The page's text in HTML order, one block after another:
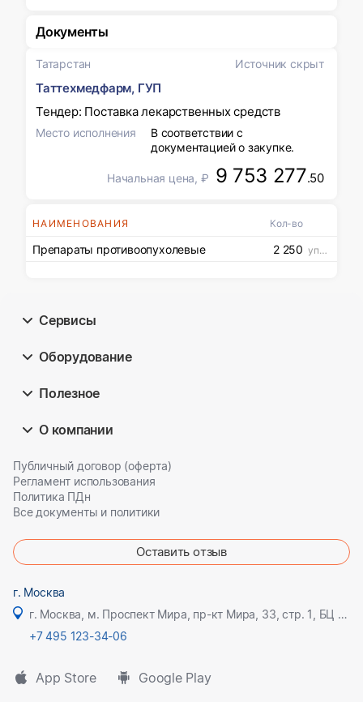
Татарстан Источник скрыт
Таттехмедфарм, ГУП
Тендер: Поставка лекарственных средств
Место исполнения
В соответствии с
документацией о закупке.
Начальная цена, ₽ 9 753 277.50
НАИМЕНОВАНИЯ Кол-во
Препараты противоопухолевые 2 250 упак
Документы
Сервисы
Оборудование
Полезное
О компании
Публичный договор (оферта)
Регламент использования
Политика ПДн
Все документы и политики
Оставить отзыв
г. Москва
г. Москва, м. Проспект Мира, пр-кт Мира, 33, стр. 1, БЦ Олимпик плаза
+7 495 123-34-06
App Store Google Play